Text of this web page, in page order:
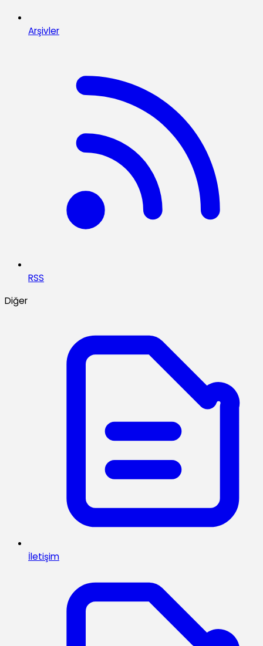
Arşivler
RSS
Diğer
İletişim